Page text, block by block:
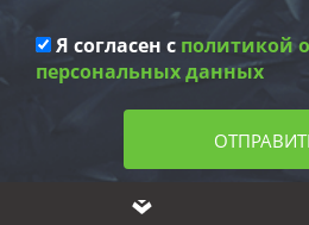
Я согласен с политикой
персональных данных